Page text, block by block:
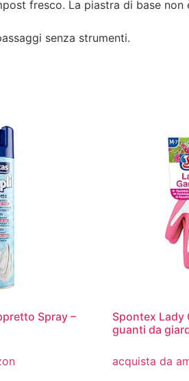
fresco. La piastra di base non
senza strumenti.
Spray –
Spontex Lady
guanti da
acquista da